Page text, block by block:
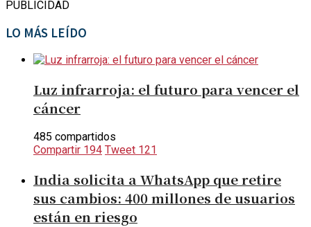
PUBLICIDAD
LO MÁS LEÍDO
Luz infrarroja: el futuro para vencer el
cáncer
485 compartidos
Compartir 194 Tweet 121
India solicita a WhatsApp que retire
sus cambios: 400 millones de usuarios
están en riesgo